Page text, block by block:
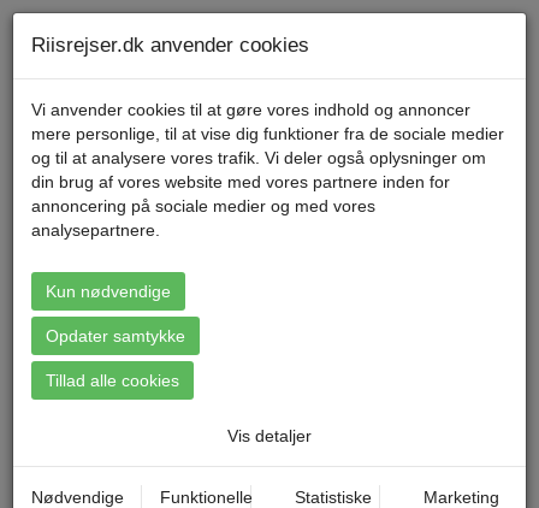
Menu
Forside » Blog » Seværdigheder i Krakow
SEVÆRDIGHEDER I KRAKOW
Riis Rejser d. 08.07.2024
Der er ingen tvivl om, at Krakow er en af Polens hyggeligste byer
og derved også en af de mest besøgte. Hvis du overvejer at
historie, så kan du her på siden læse mere om, hvad du kan
opleve. Som værende den næststørste by i Polen er der masser
af seværdigheder og oplevelser, som du kan fylde din weekendtur
Riisrejser.dk anvender cookies
Vi anvender cookies til at gøre vores indhold og annoncer
mere personlige, til at vise dig funktioner fra de sociale medier
og til at analysere vores trafik. Vi deler også oplysninger om
din brug af vores website med vores partnere inden for
annoncering på sociale medier og med vores
analysepartnere.
Kun nødvendige
Opdater samtykke
Tillad alle cookies
Vis detaljer
Nødvendige
Funktionelle
Statistiske
Marketing